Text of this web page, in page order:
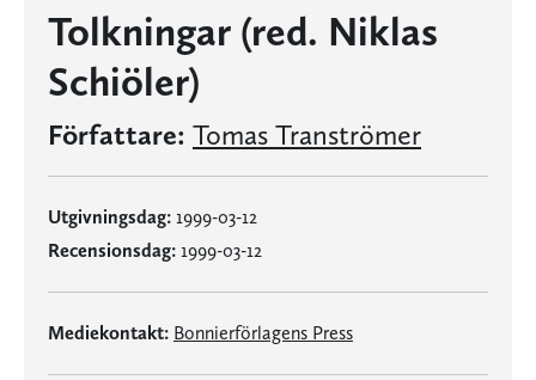
Tolkningar (red. Niklas
Schiöler)
Författare: Tomas Tranströmer
Utgivningsdag: 1999-03-12
Recensionsdag: 1999-03-12
Mediekontakt: Bonnierförlagens Press